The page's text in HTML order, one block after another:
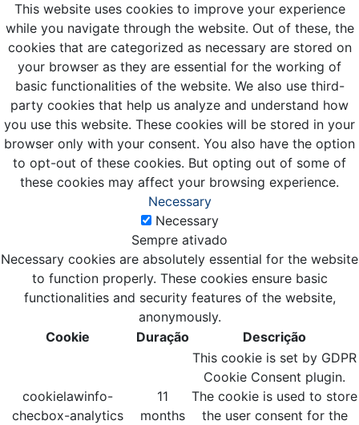
This website uses cookies to improve your experience
while you navigate through the website. Out of these, the
cookies that are categorized as necessary are stored on
your browser as they are essential for the working of
basic functionalities of the website. We also use third-
party cookies that help us analyze and understand how
you use this website. These cookies will be stored in your
browser only with your consent. You also have the option
to opt-out of these cookies. But opting out of some of
these cookies may affect your browsing experience.
Necessary
Necessary
Sempre ativado
Necessary cookies are absolutely essential for the website
to function properly. These cookies ensure basic
functionalities and security features of the website,
anonymously.
Cookie
Duração Descrição
cookielawinfo-
checbox-analytics
11
months
This cookie is set by GDPR
Cookie Consent plugin.
The cookie is used to store
the user consent for the